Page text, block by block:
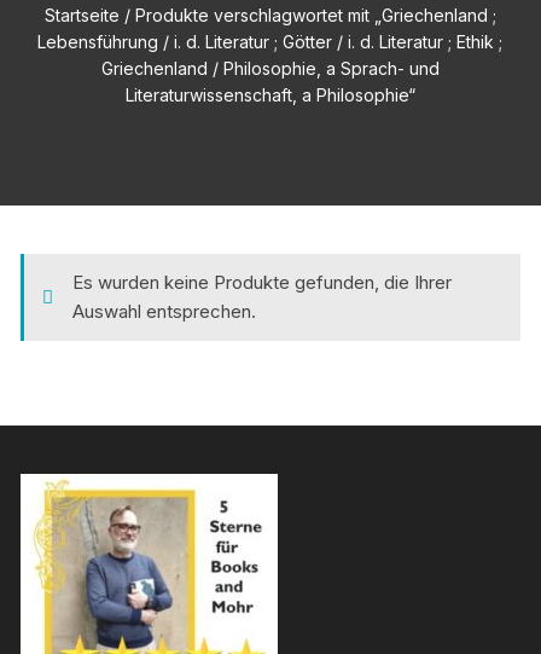
Startseite / Produkte verschlagwortet mit „Griechenland ;
Lebensführung / i. d. Literatur ; Götter / i. d. Literatur ; Ethik ;
Griechenland / Philosophie, a Sprach- und
Literaturwissenschaft, a Philosophie“
Es wurden keine Produkte gefunden, die Ihrer
Auswahl entsprechen.